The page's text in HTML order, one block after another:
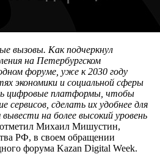
вызовы. Как подчеркнул
на Петербургском
форуме, уже к 2030 году
экономики и социальной сферы
цифровые платформы, чтобы
сервисов, сделать их удобнее для
на более высокий уровень
Михаил Мишустин,
РФ, в своем обращении
форума Kazan Digital Week.